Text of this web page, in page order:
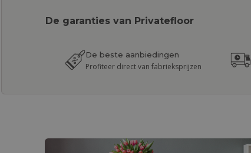
De garanties van Privatefloor
De beste aanbiedingen
Profiteer direct van fabrieksprijzen